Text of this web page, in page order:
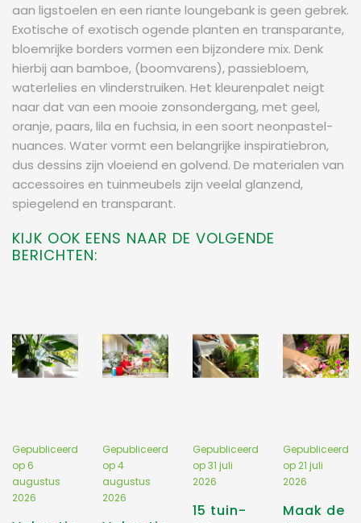
aan ligstoelen en een riante loungebank is geen gebrek.
Exotische of exotisch ogende planten en transparante,
bloemrijke borders vormen een bijzondere mix. Denk
hierbij aan bamboe, (boomvarens), passiebloem,
waterlelies en vlinderstruiken. Het kleurenpalet neigt
naar dat van een mooie zonsondergang, met geel,
oranje, paars, lila en fuchsia, in een soort neonpastel-
nuances. Water vormt een belangrijke inspiratiebron,
dus dessins zijn vloeiend en golvend. De materialen van
accessoires en tuinmeubels zijn veelal glanzend,
spiegelend en transparant.
KIJK OOK EENS NAAR DE VOLGENDE
BERICHTEN:
Gepubliceerd
op6
augustus
2026
Gepubliceerd
op4
augustus
2026
15 tuin-
Gepubliceerd
op31 juli
2026
Maak de
Gepubliceerd
op21 juli
2026